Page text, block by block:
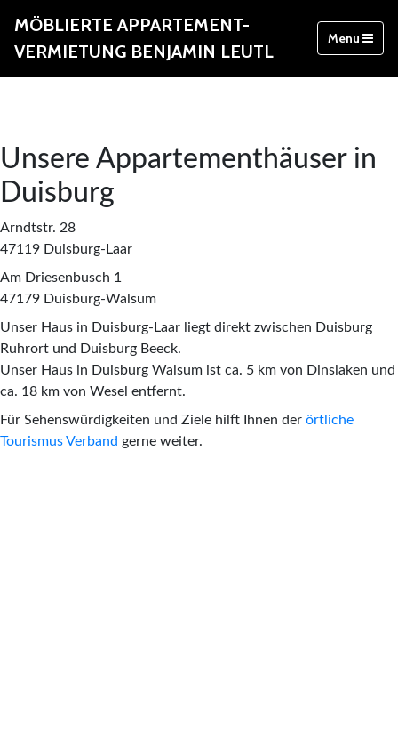
MÖBLIERTE APPARTEMENT-
VERMIETUNG BENJAMIN LEUTL
Menu
Unsere Appartementhäuser in
Duisburg
Arndtstr. 28
47119 Duisburg-Laar
Am Driesenbusch 1
47179 Duisburg-Walsum
Unser Haus in Duisburg-Laar liegt direkt zwischen Duisburg
Ruhrort und Duisburg Beeck.
Unser Haus in Duisburg Walsum ist ca. 5 km von Dinslaken und
ca. 18 km von Wesel entfernt.
Für Sehenswürdigkeiten und Ziele hilft Ihnen der örtliche
Tourismus Verband gerne weiter.